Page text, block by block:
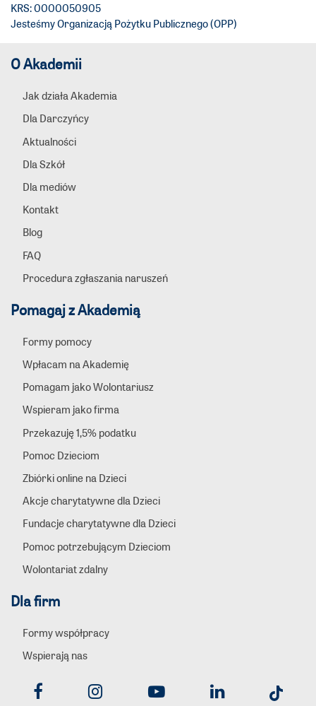
KRS: 0000050905
Jesteśmy Organizacją Pożytku Publicznego (OPP)
O Akademii
Jak działa Akademia
Dla Darczyńcy
Aktualności
Dla Szkół
Dla mediów
Kontakt
Blog
FAQ
Procedura zgłaszania naruszeń
Pomagaj z Akademią
Formy pomocy
Wpłacam na Akademię
Pomagam jako Wolontariusz
Wspieram jako firma
Przekazuję 1,5% podatku
Pomoc Dzieciom
Zbiórki online na Dzieci
Akcje charytatywne dla Dzieci
Fundacje charytatywne dla Dzieci
Pomoc potrzebującym Dzieciom
Wolontariat zdalny
Dla firm
Formy współpracy
Wspierają nas